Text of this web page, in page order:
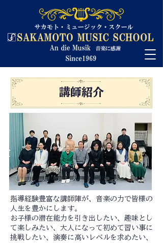
講師紹介
指導経験豊富な講師陣が、音楽の力で皆様の
人生を豊かにします。
お子様の潜在能力を引き出したい、趣味とし
て楽しみたい、大人になって初めて習い事に
挑戦したい、演奏に高いレベルを求めたい、